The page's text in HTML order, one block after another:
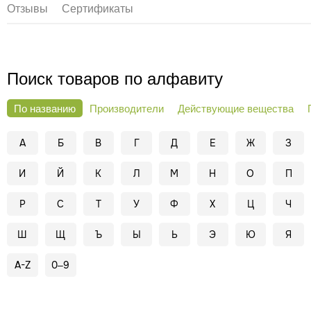
Отзывы Сертификаты
Поиск товаров по алфавиту
По названию Производители Действующие вещества
А Б В Г Д Е Ж З
И Й К Л М Н О П
Р С Т У Ф Х Ц Ч
Ш Щ Ъ Ы Ь Э Ю Я
A-Z 0–9